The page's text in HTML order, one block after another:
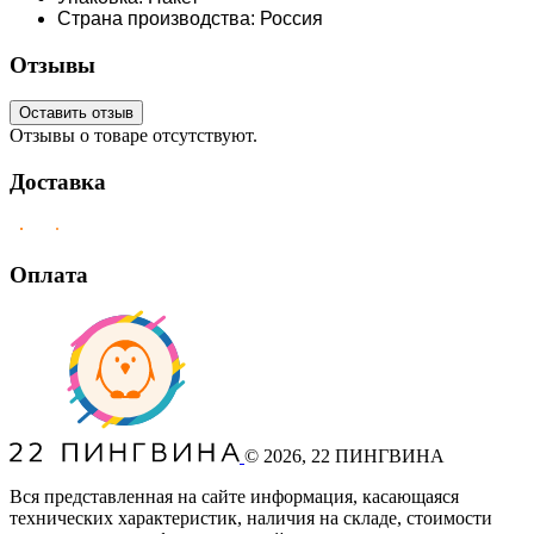
Страна производства: Россия
Отзывы
Оставить отзыв
Отзывы о товаре отсутствуют.
Доставка
Оплата
© 2026, 22 ПИНГВИНА
Вся представленная на сайте информация, касающаяся
технических характеристик, наличия на складе, стоимости